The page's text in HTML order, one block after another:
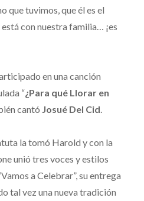
que tuvimos, que él es el
con nuestra familia… ¡es
en una canción
“¿Para qué Llorar en
cantó Josué Del Cid.
la tomó Harold y con la
unió tres voces y estilos
a Celebrar”, su entrega
tal vez una nueva tradición